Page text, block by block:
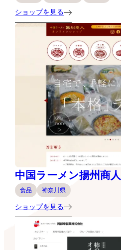
ショップを見る
中国ラーメン揚州商人
食品 神奈川県
ショップを見る